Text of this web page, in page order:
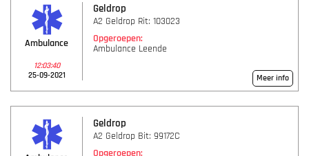
Ambulance
12:03:40
25-09-2021
Geldrop
A2 Geldrop Rit: 103023
Opgeroepen:
Ambulance Leende
Meer info
Geldrop
A2 Geldrop Bit: 99172C
Opgeroepen: